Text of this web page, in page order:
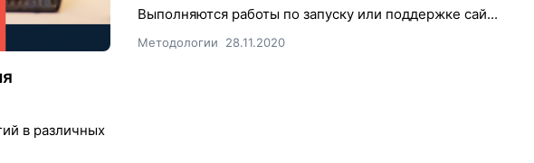
в различных
Выполняются работы по запуску или поддержке сай...
Методологии 28.11.2020